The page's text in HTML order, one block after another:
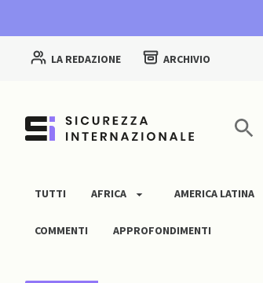
LA REDAZIONE ARCHIVIO
TUTTI AFRICA AMERICA LATINA
COMMENTI APPROFONDIMENTI